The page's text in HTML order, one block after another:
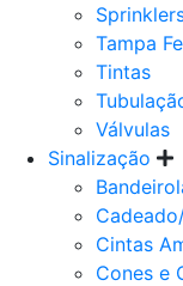
Tampa
Tintas
Válvulas
Sinalização
Cintas
Cones e